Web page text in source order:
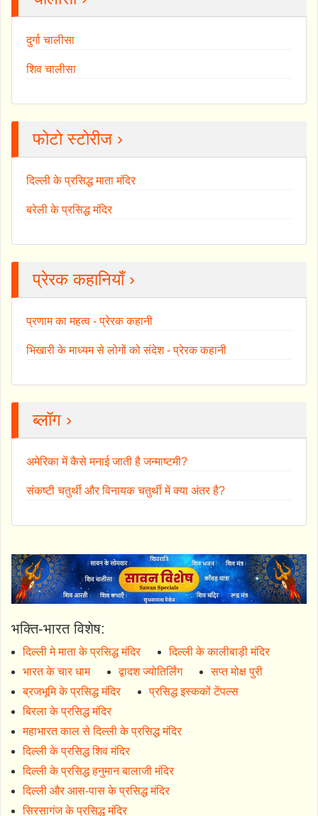
दुर्गा चालीसा
शिव चालीसा
फोटो स्टोरीज ›
दिल्ली के प्रसिद्ध माता मंदिर
बरेली के प्रसिद्ध मंदिर
प्रेरक कहानियाँ ›
प्रणाम का महत्व - प्रेरक कहानी
भिखारी के माध्यम से लोगों को संदेश - प्रेरक कहानी
ब्लॉग ›
अमेरिका में कैसे मनाई जाती है जन्माष्टमी?
संकष्टी चतुर्थी और विनायक चतुर्थी में क्या अंतर है?
भक्ति-भारत विशेष:
दिल्ली मे माता के प्रसिद्ध मंदिर
दिल्ली के कालीबाड़ी मंदिर
भारत के चार धाम
द्वादश ज्योतिर्लिंग
सप्त मोक्ष पुरी
ब्रजभूमि के प्रसिद्ध मंदिर
प्रसिद्ध इस्ककों टेंपल्स
बिरला के प्रसिद्ध मंदिर
महाभारत काल से दिल्ली के प्रसिद्ध मंदिर
दिल्ली के प्रसिद्ध शिव मंदिर
दिल्ली के प्रसिद्ध हनुमान बालाजी मंदिर
दिल्ली और आस-पास के प्रसिद्ध मंदिर
सिरसागंज के प्रसिद्ध मंदिर